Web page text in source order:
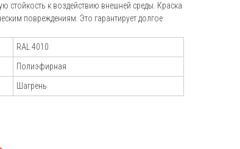
стойкость к воздействию внешней среды. Краска
повреждениям. Это гарантирует долгое
RAL 4010
Полиэфирная
Шагрень